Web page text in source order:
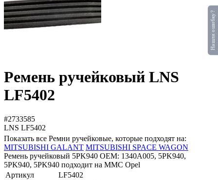
Ремень ручейковый LNS
LF5402
#2733585
LNS LF5402
Показать все Ремни ручейковые, которые подходят на:
MITSUBISHI GALANT MITSUBISHI SPACE WAGON
Ремень ручейковый 5PK940 OEM: 1340A005, 5PK940,
5PK940, 5PK940 подходит на MMC Opel
Артикул
LF5402
Нашли ошибку?